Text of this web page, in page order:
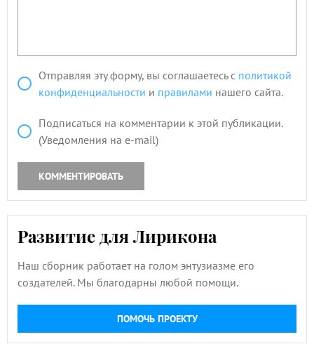
Отправляя эту форму, вы соглашаетесь с политикой
конфиденциальности и правилами нашего сайта.
Подписаться на комментарии к этой публикации.
(Уведомления на e-mail)
КОММЕНТИРОВАТЬ
Развитие для Лирикона
Наш сборник работает на голом энтузиазме его
создателей. Мы благодарны любой помощи.
ПОМОЧЬ ПРОЕКТУ